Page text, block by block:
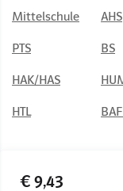
€ 9,43
Mittelschule AHS
PTS BS
HAK/HAS
HTL